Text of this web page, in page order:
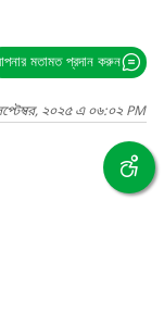
মতামত প্রদান করুন
২০২৫ এ ০৬:০২ PM